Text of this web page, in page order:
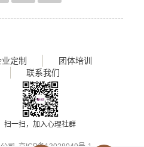
定制
团体培训
联系我们
扫一扫，加入心理社群